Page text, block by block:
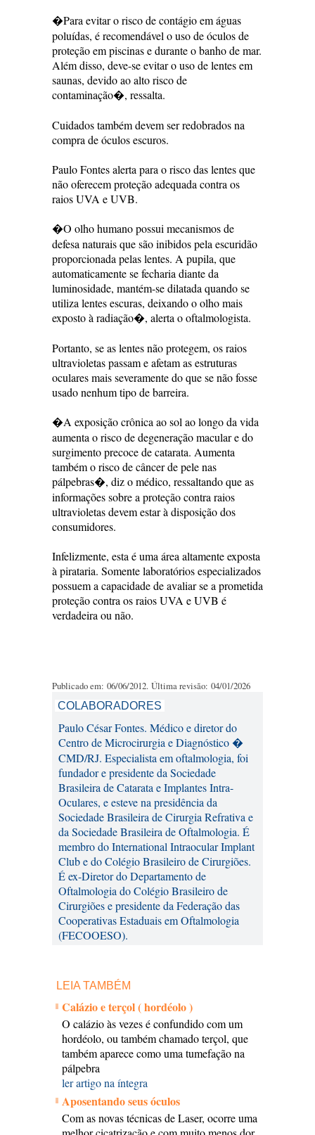
�Para evitar o risco de contágio em águas
poluídas, é recomendável o uso de óculos de
proteção em piscinas e durante o banho de mar.
Além disso, deve-se evitar o uso de lentes em
saunas, devido ao alto risco de
contaminação�, ressalta.
Cuidados também devem ser redobrados na
compra de óculos escuros.
Paulo Fontes alerta para o risco das lentes que
não oferecem proteção adequada contra os
raios UVA e UVB.
�O olho humano possui mecanismos de
defesa naturais que são inibidos pela escuridão
proporcionada pelas lentes. A pupila, que
automaticamente se fecharia diante da
luminosidade, mantém-se dilatada quando se
utiliza lentes escuras, deixando o olho mais
exposto à radiação�, alerta o oftalmologista.
Portanto, se as lentes não protegem, os raios
ultravioletas passam e afetam as estruturas
oculares mais severamente do que se não fosse
usado nenhum tipo de barreira.
�A exposição crônica ao sol ao longo da vida
aumenta o risco de degeneração macular e do
surgimento precoce de catarata. Aumenta
também o risco de câncer de pele nas
pálpebras�, diz o médico, ressaltando que as
informações sobre a proteção contra raios
ultravioletas devem estar à disposição dos
consumidores.
Infelizmente, esta é uma área altamente exposta
à pirataria. Somente laboratórios especializados
possuem a capacidade de avaliar se a prometida
proteção contra os raios UVA e UVB é
verdadeira ou não.
Publicado em: 06/06/2012. Última revisão: 04/01/2026
COLABORADORES
Paulo César Fontes. Médico e diretor do
Centro de Microcirurgia e Diagnóstico �
CMD/RJ. Especialista em oftalmologia, foi
fundador e presidente da Sociedade
Brasileira de Catarata e Implantes Intra-
Oculares, e esteve na presidência da
Sociedade Brasileira de Cirurgia Refrativa e
da Sociedade Brasileira de Oftalmologia. É
membro do International Intraocular Implant
Club e do Colégio Brasileiro de Cirurgiões.
É ex-Diretor do Departamento de
Oftalmologia do Colégio Brasileiro de
Cirurgiões e presidente da Federação das
Cooperativas Estaduais em Oftalmologia
(FECOOESO).
LEIA TAMBÉM
Calázio e terçol ( hordéolo )
O calázio às vezes é confundido com um
hordéolo, ou também chamado terçol, que
também aparece como uma tumefação na
pálpebra
ler artigo na íntegra
Aposentando seus óculos
Com as novas técnicas de Laser, ocorre uma